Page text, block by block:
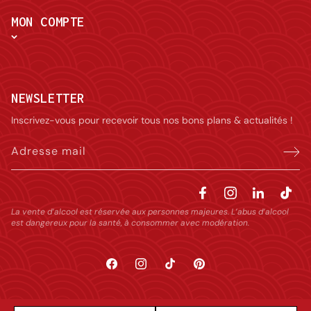
MON COMPTE
NEWSLETTER
Inscrivez-vous pour recevoir tous nos bons plans & actualités !
Adresse mail
La vente d’alcool est réservée aux personnes majeures. L’abus d’alcool
est dangereux pour la santé, à consommer avec modération.
FacebookInstagramTikTok Pinterest